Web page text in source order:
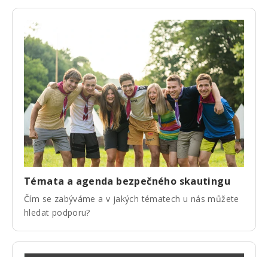
Témata a agenda bezpečného skautingu
Čím se zabýváme a v jakých tématech u nás můžete
hledat podporu?